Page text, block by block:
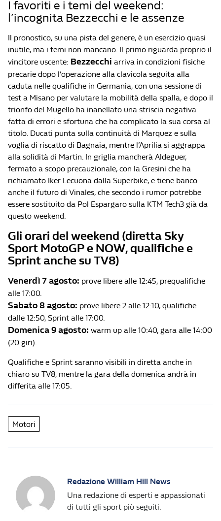
I favoriti e i temi del weekend:
l’incognita Bezzecchi e le assenze
Il pronostico, su una pista del genere, è un esercizio quasi
inutile, ma i temi non mancano. Il primo riguarda proprio il
vincitore uscente: Bezzecchi arriva in condizioni fisiche
precarie dopo l’operazione alla clavicola seguita alla
caduta nelle qualifiche in Germania, con una sessione di
test a Misano per valutare la mobilità della spalla, e dopo il
trionfo del Mugello ha inanellato una striscia negativa
fatta di errori e sfortuna che ha complicato la sua corsa al
titolo. Ducati punta sulla continuità di Marquez e sulla
voglia di riscatto di Bagnaia, mentre l’Aprilia si aggrappa
alla solidità di Martin. In griglia mancherà Aldeguer,
fermato a scopo precauzionale, con la Gresini che ha
richiamato Iker Lecuona dalla Superbike, e tiene banco
anche il futuro di Vinales, che secondo i rumor potrebbe
essere sostituito da Pol Espargaro sulla KTM Tech3 già da
questo weekend.
Gli orari del weekend (diretta Sky
Sport MotoGP e NOW, qualifiche e
Sprint anche su TV8)
Venerdì 7 agosto: prove libere alle 12:45, prequalifiche
alle 17:00.
Sabato 8 agosto: prove libere 2 alle 12:10, qualifiche
dalle 12:50, Sprint alle 17:00.
Domenica 9 agosto: warm up alle 10:40, gara alle 14:00
(20 giri).
Qualifiche e Sprint saranno visibili in diretta anche in
chiaro su TV8, mentre la gara della domenica andrà in
differita alle 17:05.
Motori
Redazione William Hill News
Una redazione di esperti e appassionati
di tutti gli sport più seguiti.